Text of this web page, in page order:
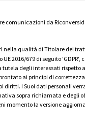
comunicazioni da
nella qualità di Titolare del
UE 2016/679 di seguito
tutela degli interessati rispetto
ai principi di
diritti. I Suoi dati personali
sopra richiamata e degli
momento la versione